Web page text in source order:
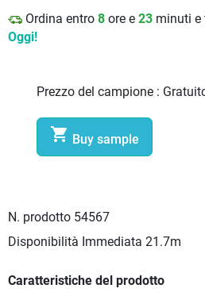
Ordina entro 8 ore e 23 minuti e
Oggi!
Prezzo del campione :
 Buy sample
N. prodotto 54567
Disponibilità Immediata 21.7m
Caratteristiche del prodotto